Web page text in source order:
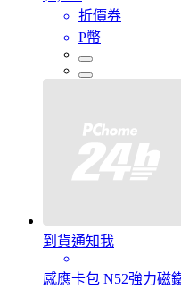
折價券
P幣
到貨通知我
感應卡包 N52強力磁